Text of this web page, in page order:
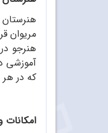
هنرجو
آموزشی
که در